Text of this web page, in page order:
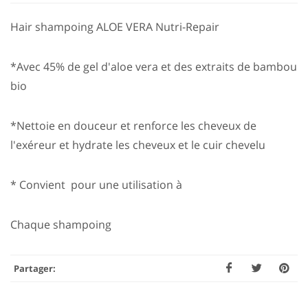
Hair shampoing ALOE VERA Nutri-Repair
*Avec 45% de gel d'aloe vera et des extraits de bambou
bio
*Nettoie en douceur et renforce les cheveux de
l'exéreur et hydrate les cheveux et le cuir chevelu
* Convient pour une utilisation à
Chaque shampoing
Partager: